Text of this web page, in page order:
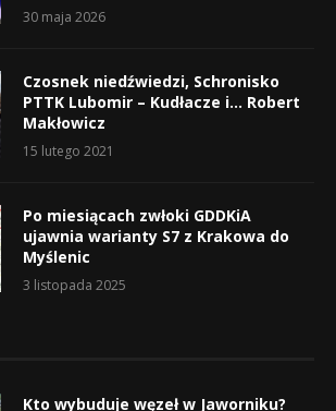
30 maja 2026
Czosnek niedźwiedzi, Schronisko
PTTK Lubomir – Kudłacze i… Robert
Makłowicz
15 lutego 2021
Po miesiącach zwłoki GDDKiA
ujawnia warianty S7 z Krakowa do
Myślenic
3 listopada 2025
Kto wybuduje węzeł w Jaworniku?